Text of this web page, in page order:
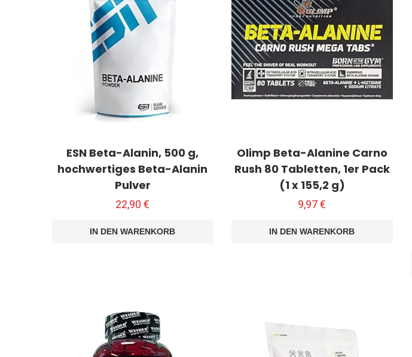
ESN Beta-Alanin, 500 g,
hochwertiges Beta-Alanin
Pulver
22,90€
IN DEN WARENKORB
Olimp Beta-Alanine Carno
Rush 80 Tabletten, 1er Pack
(1 x 155,2 g)
9,97€
IN DEN WARENKORB